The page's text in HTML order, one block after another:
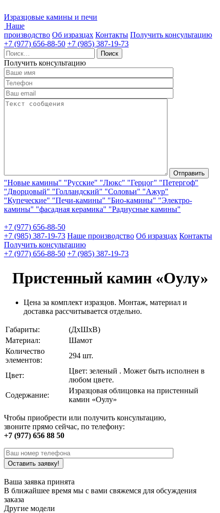
Изразцовые камины и печи
Наше
производство Об изразцах Контакты Получить консультацию
+7 (977) 656-88-50 +7 (985) 387-19-73
Найти:
Получить консультацию
"Новые камины" "Русские" "Люкс" "Герцог" "Петергоф"
"Дворцовый" "Голландский" "Соловьи" "Ажур"
"Купеческие" "Печи-камины" "Био-камины" "Электро-
камины" "фасадная керамика" "Радиусные камины"
+7 (977) 656-88-50
+7 (985) 387-19-73 Наше производство Об изразцах Контакты
Получить консультацию
+7 (977) 656-88-50 +7 (985) 387-19-73
Пристенный камин «Оулу»
Цена за комплект изразцов. Монтаж, материал и
доставка рассчитывается отдельно.
Габариты:
(ДхШхВ)
Материал:
Шамот
Количество
элементов:
294 шт.
Цвет:
Цвет: зеленый . Может быть исполнен в
любом цвете.
Содержание:
Изразцовая облицовка на пристенный
камин «Оулу»
Чтобы приобрести или получить консультацию,
звоните прямо сейчас, по телефону:
+7 (977) 656 88 50
Ваша заявка принята
В ближайшее время мы с вами свяжемся для обсуждения
заказа
Другие модели